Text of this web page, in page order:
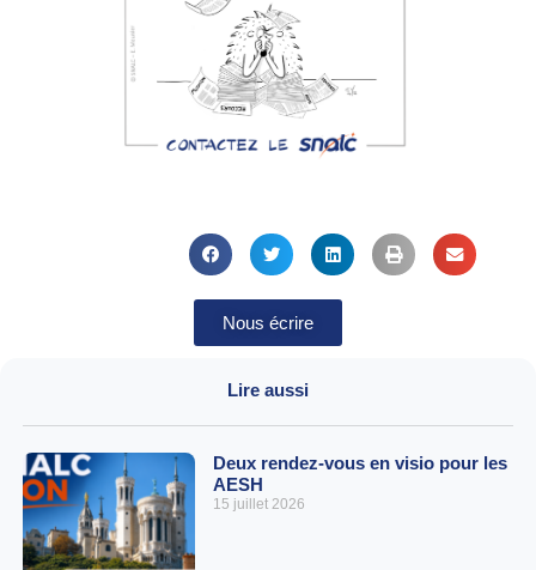
Nous écrire
Lire aussi
Deux rendez-vous en visio pour les
AESH
15 juillet 2026